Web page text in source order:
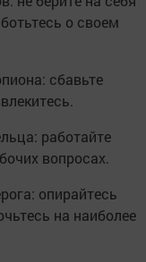
о своем
сбавьте
работайте
вопросах.
опирайтесь
на наиболее